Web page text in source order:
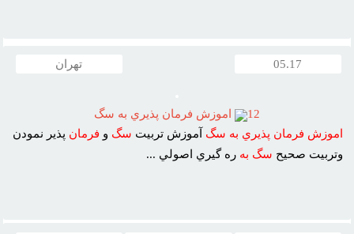
05.17 تهران
12
اموزش فرمان پذيري به سگ
اموزش فرمان پذيري به سگ آموزش تربيت سگ و فرمان پذير نمودن
وتربيت صحيح سگ به ره گيري اصولي ...